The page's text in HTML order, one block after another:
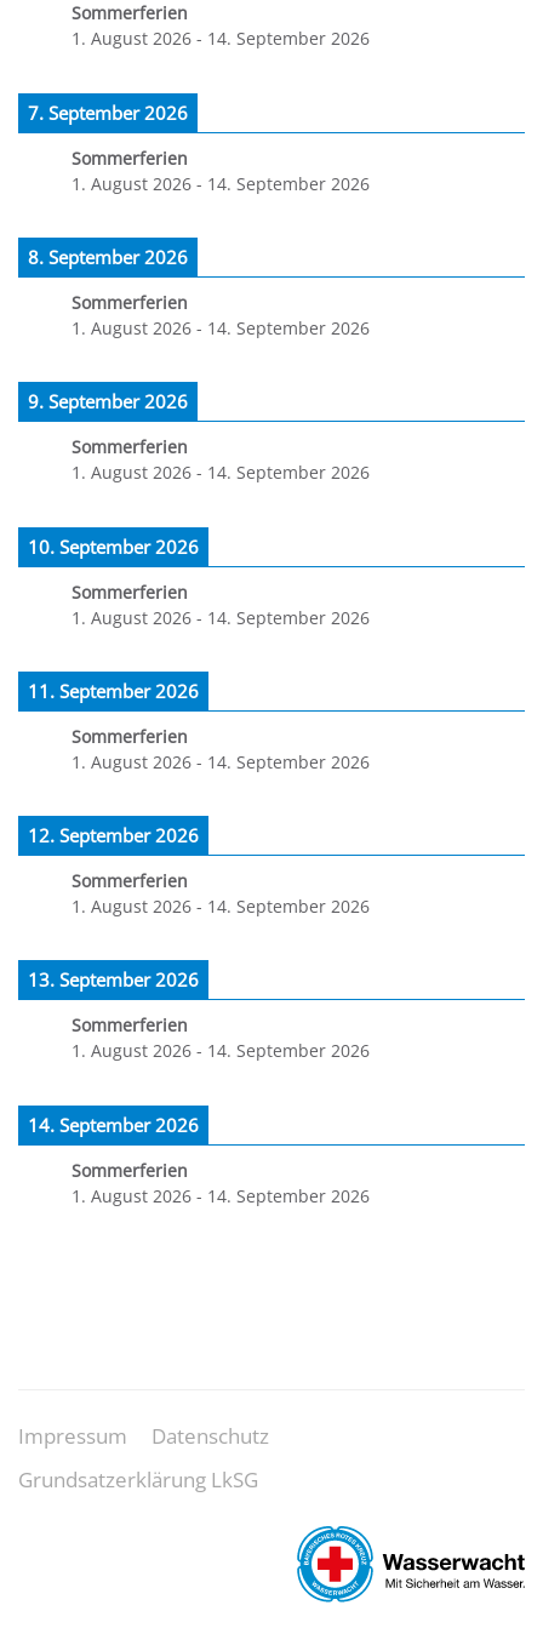
Sommerferien
1. August 2026 - 14. September 2026
7. September 2026
Sommerferien
1. August 2026 - 14. September 2026
8. September 2026
Sommerferien
1. August 2026 - 14. September 2026
9. September 2026
Sommerferien
1. August 2026 - 14. September 2026
10. September 2026
Sommerferien
1. August 2026 - 14. September 2026
11. September 2026
Sommerferien
1. August 2026 - 14. September 2026
12. September 2026
Sommerferien
1. August 2026 - 14. September 2026
13. September 2026
Sommerferien
1. August 2026 - 14. September 2026
14. September 2026
Sommerferien
1. August 2026 - 14. September 2026
Impressum
Datenschutz
Grundsatzerklärung LkSG